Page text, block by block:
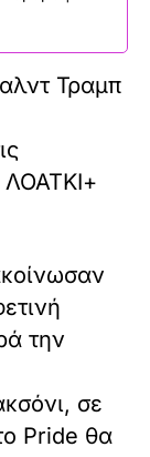
Τραμπ
ΛΟΑΤΚΙ+
την
σε
Pride θα